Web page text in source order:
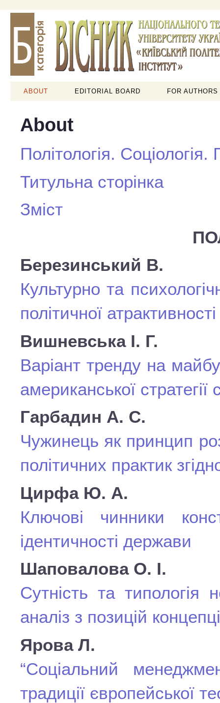
ABOUT EDITORIAL BOARD FOR AUTHORS
About
Політологія.
Титульна сторінка
Зміст
Березинський В.
Культурно та
політичної атрактивності
Вишневська І. Г.
Варіант тренду на
американської
Гарбадин А. С.
Чужинець як принцип
політичних практик
Цирфа Ю. А.
Ключові чинники
ідентичності держави
Шаповалова О. І.
Сутність та типологія
аналіз з позицій
Ярова Л.
“Соціальний
традиції європейської